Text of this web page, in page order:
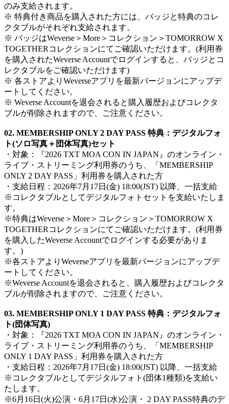
のみ支給されます。
※ 特典付き商品を購入された方には、バッジと特典のコレ
クタブルがそれぞれ支給されます。
※ バッジはWeverse＞More＞コレクション＞TOMORROW X
TOGETHERコレクションにてご確認いただけます。(利用券
を購入されたWeverse Accountでログインすると、バッジとコ
レクタブルをご確認いただけます)
※ 各ストアよりWeverseアプリを最新バージョンにアップデ
ートしてください。
※ Weverse Accountを退会されると購入履歴およびコレクタ
ブルが削除されますので、ご注意ください。
02. MEMBERSHIP ONLY 2 DAY PASS 特典：デジタルフォ
ト(ソロ写真＋団体写真)セット
・対象：『2026 TXT MOA CON IN JAPAN』のオンライン・
ライブ・ストリーミング利用券のうち、「MEMBERSHIP
ONLY 2 DAY PASS」利用券を購入された方
・支給日程：2026年7月17日(金) 18:00(JST) 以降、一括支給
※コレクタブルとしてデジタルフォトセットを支給いたしま
す。
※特典はWeverse＞More＞コレクション＞TOMORROW X
TOGETHERコレクションにてご確認いただけます。(利用券
を購入したWeverse Accountでログインする必要がありま
す。)
※各ストアよりWeverseアプリを最新バージョンにアップデ
ートしてください。
※Weverse Accountを退会されると、購入履歴およびコレクタ
ブルが削除されますので、ご注意ください。
03. MEMBERSHIP ONLY 1 DAY PASS 特典：デジタルフォ
ト(団体写真)
・対象：『2026 TXT MOA CON IN JAPAN』のオンライン・
ライブ・ストリーミング利用券のうち、「MEMBERSHIP
ONLY 1 DAY PASS」利用券を購入された方
・支給日程：2026年7月17日(金) 18:00(JST) 以降、一括支給
※コレクタブルとしてデジタルフォト(団体1種類)を支給い
たします。
※6月16日(火)公演・6月17日(水)公演・ 2 DAY PASS特典のデ